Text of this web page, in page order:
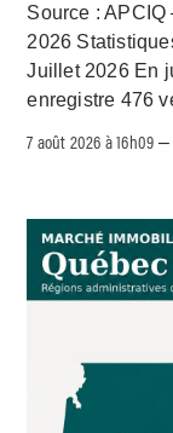
Source :
2026
Juillet 2026 En
enregistre 476
7 août 2026 à 16h09